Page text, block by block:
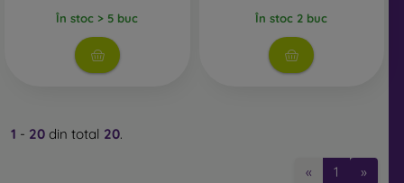
În stoc > 5 buc În stoc 2 buc
1 - 20 din total 20.
« 1 »